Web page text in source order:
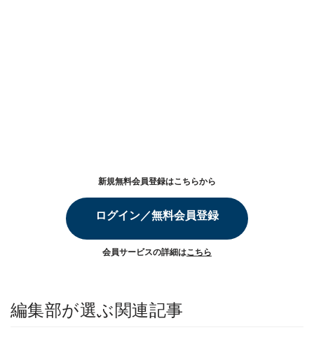
新規無料会員登録はこちらから
ログイン／無料会員登録
会員サービスの詳細はこちら
編集部が選ぶ関連記事